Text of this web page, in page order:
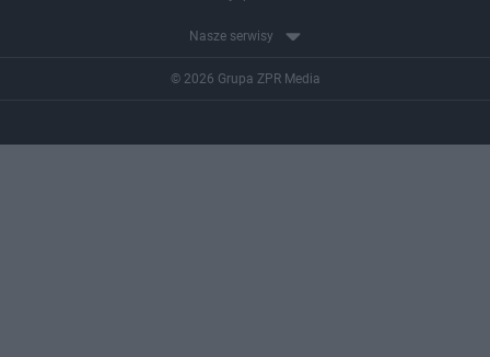
Nasze serwisy
© 2026 Grupa ZPR Media